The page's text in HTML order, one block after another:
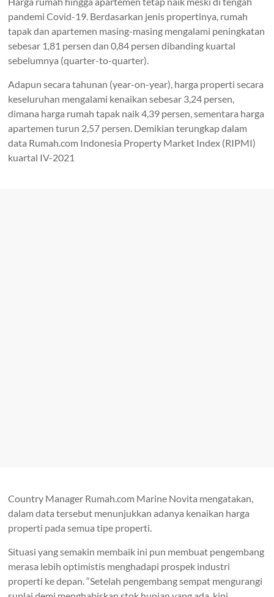
pandemi Covid-19. Berdasarkan jenis propertinya, rumah
tapak dan apartemen masing-masing mengalami peningkatan
sebesar 1,81 persen dan 0,84 persen dibanding kuartal
sebelumnya (quarter-to-quarter).
Adapun secara tahunan (year-on-year), harga properti secara
keseluruhan mengalami kenaikan sebesar 3,24 persen,
dimana harga rumah tapak naik 4,39 persen, sementara harga
apartemen turun 2,57 persen. Demikian terungkap dalam
data Rumah.com Indonesia Property Market Index (RIPMI)
kuartal IV-2021
Country Manager Rumah.com Marine Novita mengatakan,
dalam data tersebut menunjukkan adanya kenaikan harga
properti pada semua tipe properti.
Situasi yang semakin membaik ini pun membuat pengembang
merasa lebih optimistis menghadapi prospek industri
properti ke depan. “Setelah pengembang sempat mengurangi